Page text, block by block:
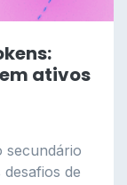
ativos
secundário
de